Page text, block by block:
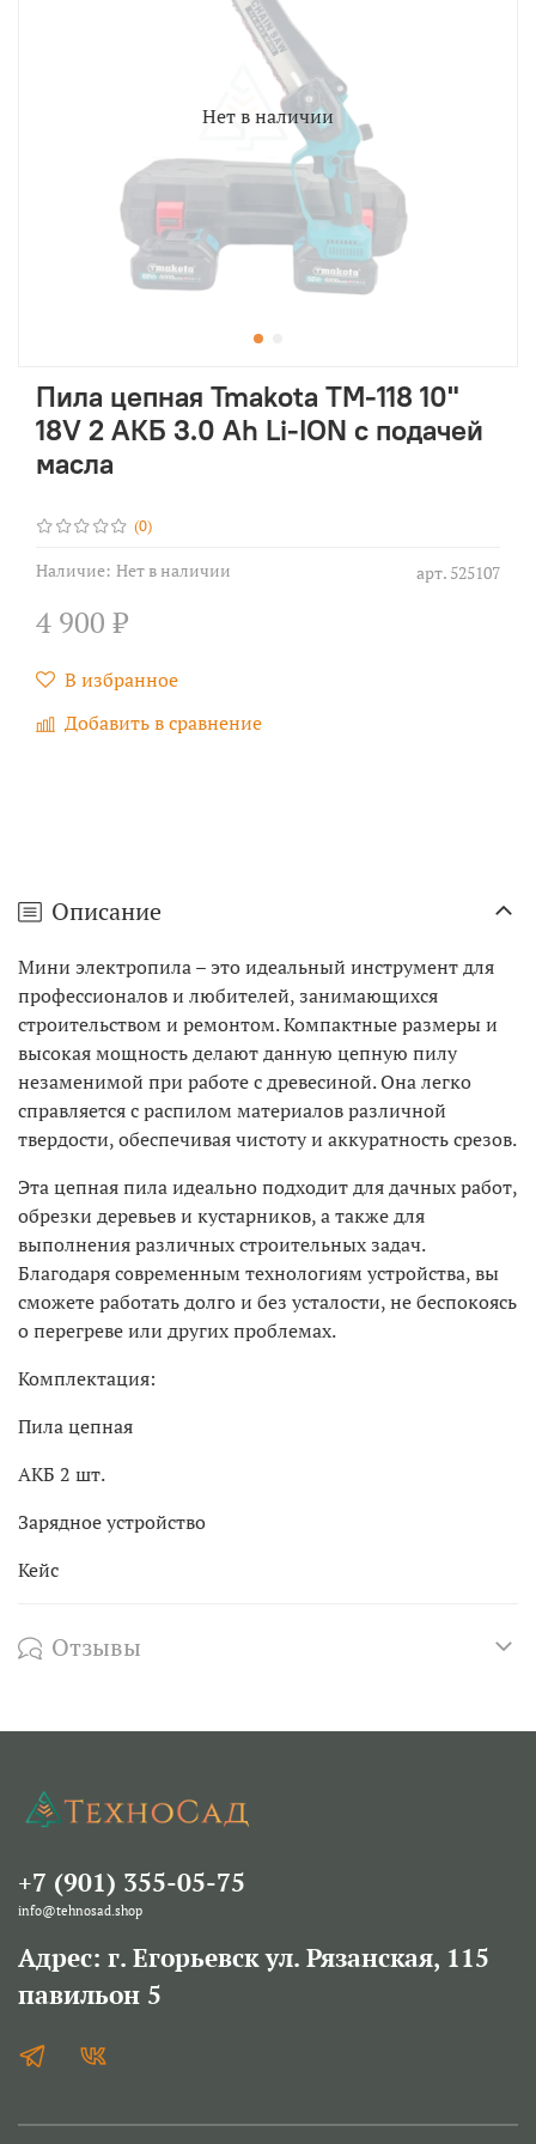
Нет в наличии
(0)
арт. 525107
Наличие: Нет в наличии
Пила цепная Tmakota TM-118 10"
18V 2 АКБ 3.0 Ah Li-ION с подачей
масла
4 900 ₽
В избранное
Добавить в сравнение
Описание
Мини электропила – это идеальный инструмент для
профессионалов и любителей, занимающихся
строительством и ремонтом. Компактные размеры и
высокая мощность делают данную цепную пилу
незаменимой при работе с древесиной. Она легко
справляется с распилом материалов различной
твердости, обеспечивая чистоту и аккуратность срезов.
Эта цепная пила идеально подходит для дачных работ,
обрезки деревьев и кустарников, а также для
выполнения различных строительных задач.
Благодаря современным технологиям устройства, вы
сможете работать долго и без усталости, не беспокоясь
о перегреве или других проблемах.
Комплектация:
Пила цепная
АКБ 2 шт.
Зарядное устройство
Кейс
Отзывы
+7 (901) 355-05-75
info@tehnosad.shop
Адрес: г. Егорьевск ул. Рязанская, 115
павильон 5